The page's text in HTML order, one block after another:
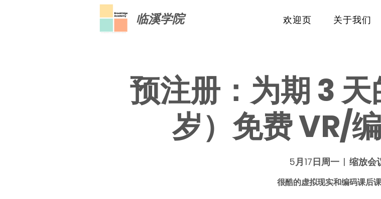
临溪学院 欢迎页 关于我们
预注册：为期 3 天
岁）免费 VR/
5月17日周一
  |
缩放会
很酷的虚拟现实和编码课后